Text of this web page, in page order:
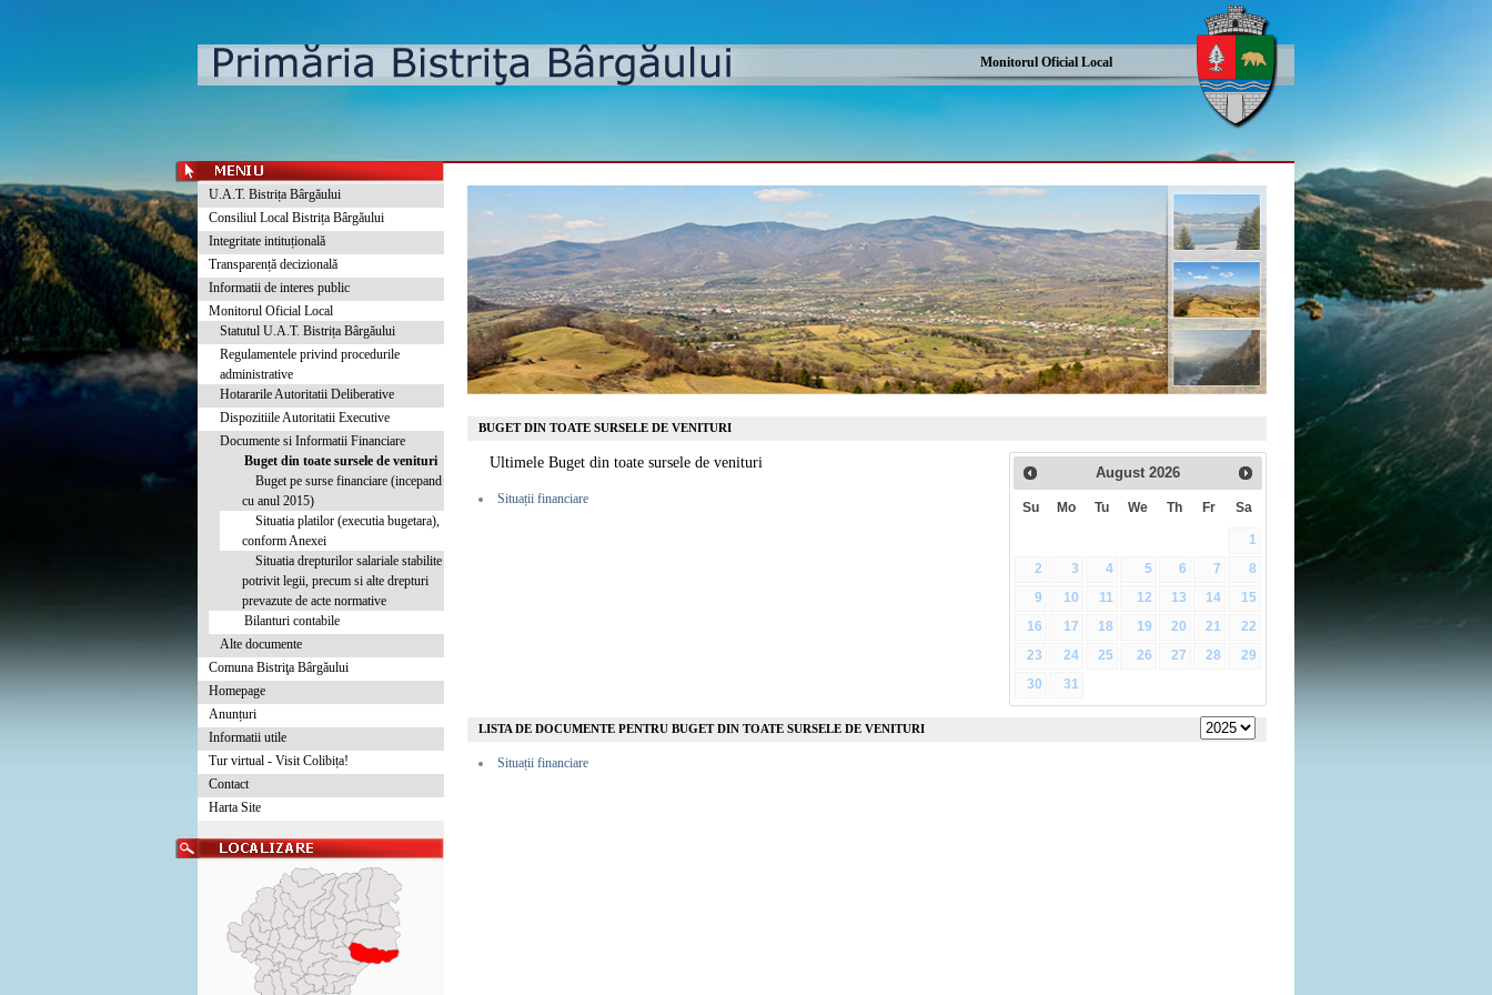
Monitorul Oficial Local
U.A.T. Bistrița Bârgăului
Consiliul Local Bistrița Bârgăului
Integritate intituțională
Transparență decizională
Informatii de interes public
Monitorul Oficial Local
Statutul U.A.T. Bistrița Bârgăului
Regulamentele privind procedurile
administrative
Hotararile Autoritatii Deliberative
Dispozitiile Autoritatii Executive
Documente si Informatii Financiare
Buget din toate sursele de venituri
Buget pe surse financiare (incepand
cu anul 2015)
Situatia platilor (executia bugetara),
conform Anexei
Situatia drepturilor salariale stabilite
potrivit legii, precum si alte drepturi
prevazute de acte normative
Bilanturi contabile
Alte documente
Comuna Bistriţa Bârgăului
Homepage
Anunțuri
Informatii utile
Tur virtual - Visit Colibița!
Contact
Harta Site
BUGET DIN TOATE SURSELE DE VENITURI
Ultimele Buget din toate sursele de venituri
Situații financiare
August 2026
Su Mo Tu We Th Fr Sa
1
2
3 4 5 6 7
8
9
10 11 12 13 14
15
16
17 18 19 20 21
22
23
24 25 26 27 28
29
30
31
LISTA DE DOCUMENTE PENTRU BUGET DIN TOATE SURSELE DE VENITURI
Situații financiare